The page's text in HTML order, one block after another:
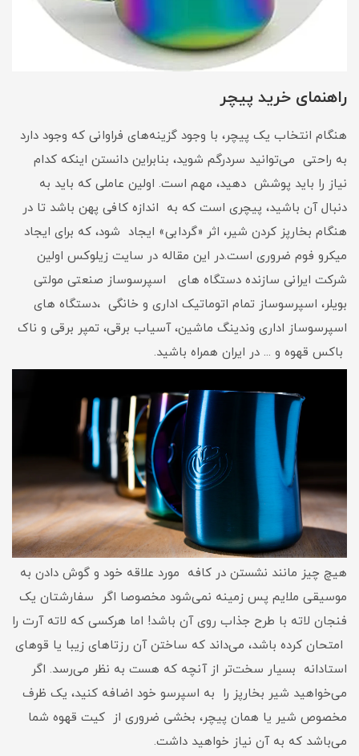
راهنمای خرید پیچر
هنگام انتخاب یک پیچر، با وجود گزینه‌های فراوانی که وجود دارد
به راحتی می‌توانید سردرگم شوید، بنابراین دانستن اینکه کدام
نیاز را باید پوشش دهید، مهم است. اولین عاملی که باید به
دنبال آن باشید، پیچری است که به اندازه کافی پهن باشد تا در
هنگام بخارپز کردن شیر، اثر «گردابی» ایجاد شود، که برای ایجاد
میکرو فوم ضروری است.در این مقاله در سایت زیلوکس اولین
شرکت ایرانی سازنده دستگاه های اسپرسوساز صنعتی مولتی
بویلر، اسپرسوساز تمام اتوماتیک اداری و خانگی ،دستگاه های
اسپرسوساز اداری وندینگ ماشین، آسیاب برقی، تمپر برقی و ناک
باکس قهوه و ... در ایران همراه باشید.
هیچ چیز مانند نشستن در کافه مورد علاقه خود و گوش دادن به
موسیقی ملایم پس زمینه نمی‌شود مخصوصا اگر سفارشتان یک
فنجان لاته با طرح جذاب روی آن باشد! اما هرکسی که لاته آرت را
امتحان کرده باشد، می‌داند که ساختن آن رزتاهای زیبا یا قوهای
استادانه بسیار سخت‌تر از آنچه که هست به نظر می‌رسد. اگر
می‌خواهید شیر بخارپز را به اسپرسو خود اضافه کنید، یک ظرف
مخصوص شیر یا همان پیچر، بخشی ضروری از کیت قهوه شما
می‌­باشد که به آن نیاز خواهید داشت.